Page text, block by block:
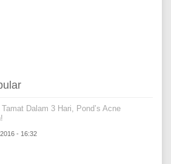
Dalam 3 Hari, Pond’s Acne
- 16:32